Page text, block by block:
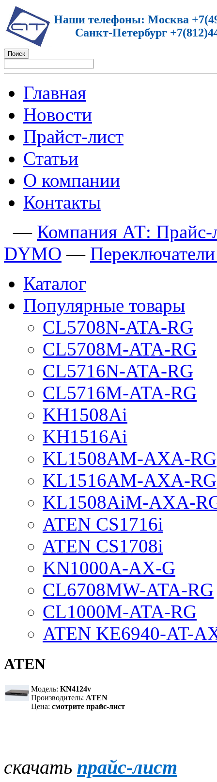
Наши телефоны: Москва
Санкт-Петербург
Главная
Новости
Прайст-лист
Статьи
О компании
Контакты
— Компания АТ: Прайс-
DYMO —
Каталог
Популярные товары
CL5708N-ATA-RG
CL5708M-ATA-RG
CL5716N-ATA-RG
CL5716M-ATA-RG
KH1508Ai
KH1516Ai
KL1508AM-AXA-RG
KL1516AM-AXA-RG
KL1508AiM-AXA-
ATEN CS1716i
ATEN CS1708i
KN1000A-AX-G
CL6708MW-ATA-RG
CL1000M-ATA-RG
ATEN KE6940-AT-
ATEN
Модель: KN4124v
Производитель: ATEN
Цена: смотрите прайс-лист
скачать прайс-лист